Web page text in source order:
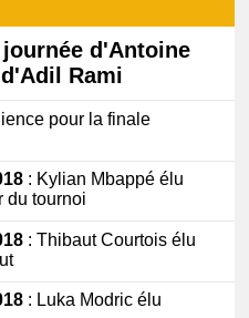
d'Antoine
Rami
pour la finale
: Kylian Mbappé élu
du tournoi
: Thibaut Courtois élu
: Luka Modric élu